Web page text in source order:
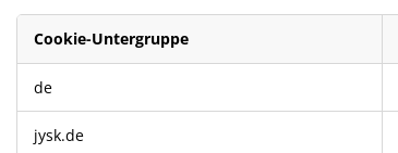
für
Cookie-Untergruppe
de
jysk.de